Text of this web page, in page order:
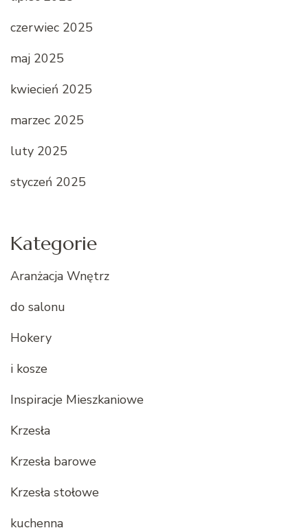
czerwiec 2025
maj 2025
kwiecień 2025
marzec 2025
luty 2025
styczeń 2025
Kategorie
Aranżacja Wnętrz
do salonu
Hokery
i kosze
Inspiracje Mieszkaniowe
Krzesła
Krzesła barowe
Krzesła stołowe
kuchenna